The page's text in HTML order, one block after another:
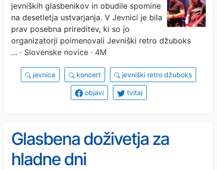
jevniških glasbenikov in obudile spomine
na desetletja ustvarjanja. V Jevnici je bila
prav posebna prireditev, ki so jo
organizatorji poimenovali Jevniški retro džuboks
… · Slovenske novice · 4M
jevnica koncert jevniški retro džuboks
objavi tvitaj
Glasbena doživetja za
hladne dni